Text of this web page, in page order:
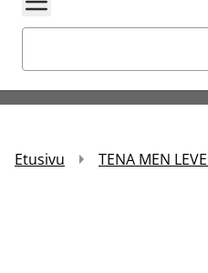
Etusivu TENA MEN